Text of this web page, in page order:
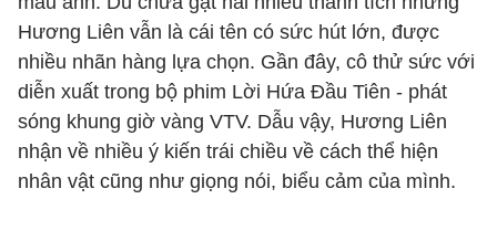
Hương Liên vẫn là cái tên có sức hút lớn, được
nhiều nhãn hàng lựa chọn. Gần đây, cô thử sức với
diễn xuất trong bộ phim Lời Hứa Đầu Tiên - phát
sóng khung giờ vàng VTV. Dẫu vậy, Hương Liên
nhận về nhiều ý kiến trái chiều về cách thể hiện
nhân vật cũng như giọng nói, biểu cảm của mình.